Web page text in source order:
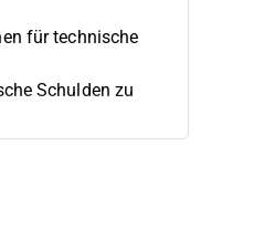
für technische
Schulden zu